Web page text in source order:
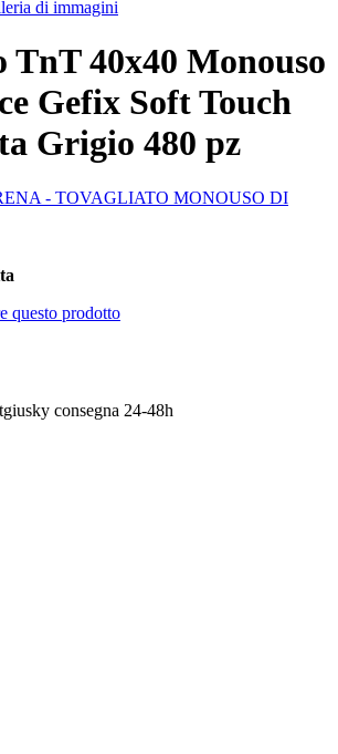
di immagini
TnT 40x40 Monouso
Gefix Soft Touch
Grigio 480 pz
- TOVAGLIATO MONOUSO DI
questo prodotto
consegna 24-48h